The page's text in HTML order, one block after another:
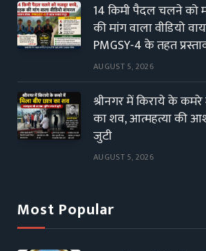
14 किमी पैदल चलने को
की मांग वाला वीडियो
PMGSY-4 के तहत
AUGUST 5, 2026
श्रीनगर में किराये के कमरे
का शव, आत्महत्या की
जुटी
AUGUST 5, 2026
Most Popular